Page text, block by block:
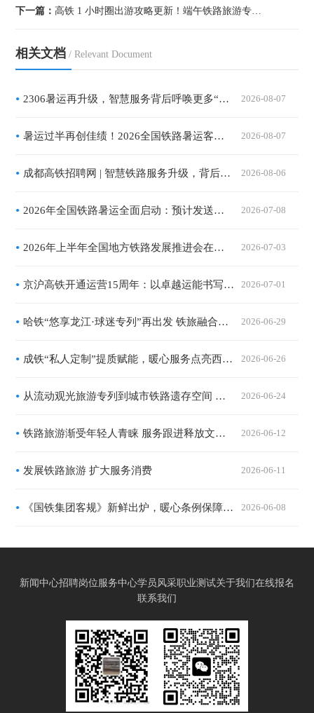
下一篇：高铁 1 小时圈出游攻略更新！端午铁路旅游专列直达羌乡、古镇
相关文档 / Relevant Document
2306暑运再升级，智慧服务背后呼唤更多“数字工匠” 2026-08-07
暑运过半再创佳绩！2026全国铁路暑运客流、服务、运力全面升级 2026-08-07
成都高铁招聘网 | 智慧铁路服务升级，背后更需要有温度的你 2026-08-06
2026年全国铁路暑运全面启动：预计发送旅客10.1亿人次，精准运力与暖心服务共绘夏日流动画卷 2026-07-08
2026年上半年全国地方铁路发展推进会在西安召开：地方铁路营业里程突破2.7万公里，服务区域经济一体化提速 2026-07-03
京沪高铁开通运营15周年：以卓越运能书写高质量发展答卷，以优质服务惠及亿万旅客出行 2026-07-01
哈铁“悠享龙江·球迷专列”再出发 铁旅融合服务“东北超”助燃暑期消费 2026-06-29
成铁“私人定制”提质赋能，暖心服务点亮西南出行路 2026-06-26
从流动观光旅游专列到城市铁路遗存空间 列车完成业态“换轨”拓宽消费场景 2026-06-24
铁路旅游渐受年轻人青睐 服务跟进释放文旅新动能 2026-06-12
发展铁路旅游 扩大服务消费 2026-06-11
《国铁集团客规》新鲜出炉，暖心条例保障旅客出行服务 2026-06-08
新闻中心招聘岗位服务中心学员风采职业测试关于我们在线报名
联系我们